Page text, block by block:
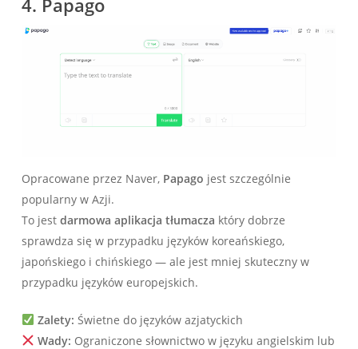
4. Papago
Opracowane przez Naver, Papago jest szczególnie
popularny w Azji.
To jest darmowa aplikacja tłumacza który dobrze
sprawdza się w przypadku języków koreańskiego,
japońskiego i chińskiego — ale jest mniej skuteczny w
przypadku języków europejskich.
Zalety: Świetne do języków azjatyckich
Wady: Ograniczone słownictwo w języku angielskim lub